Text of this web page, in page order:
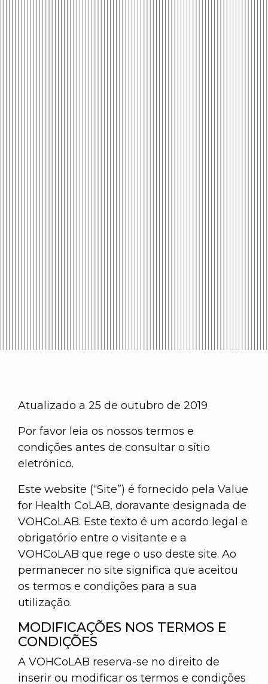
Atualizado a 25 de outubro de 2019
Por favor leia os nossos termos e
condições antes de consultar o sítio
eletrónico.
Este website (“Site”) é fornecido pela Value
for Health CoLAB, doravante designada de
VOHCoLAB. Este texto é um acordo legal e
obrigatório entre o visitante e a
VOHCoLAB que rege o uso deste site. Ao
permanecer no site significa que aceitou
os termos e condições para a sua
utilização.
MODIFICAÇÕES NOS TERMOS E
CONDIÇÕES
A VOHCoLAB reserva-se no direito de
inserir ou modificar os termos e condições